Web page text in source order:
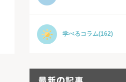
学べるコラム(162)